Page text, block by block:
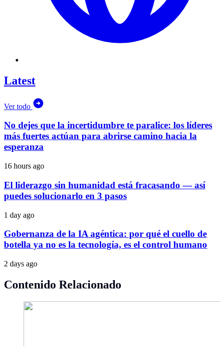
Latest
Ver todo
No dejes que la incertidumbre te paralice: los líderes
más fuertes actúan para abrirse camino hacia la
esperanza
16 hours ago
El liderazgo sin humanidad está fracasando — así
puedes solucionarlo en 3 pasos
1 day ago
Gobernanza de la IA agéntica: por qué el cuello de
botella ya no es la tecnología, es el control humano
2 days ago
Contenido Relacionado